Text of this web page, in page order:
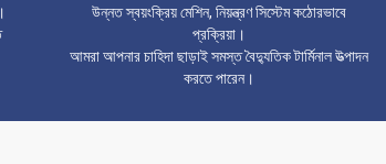
উন্নত স্বয়ংক্রিয় মেশিন, নিয়ন্ত্রণ সিস্টেম কঠোরভাবে
প্রক্রিয়া।
আমরা আপনার চাহিদা ছাড়াই সমস্ত বৈদ্যুতিক টার্মিনাল উত্পাদন
করতে পারেন।